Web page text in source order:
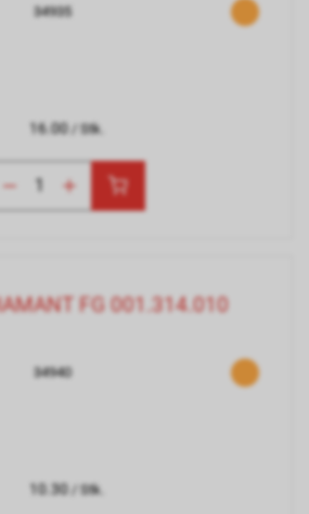
34935
16.00/ Stk.
FG 001.314.010
34940
10.30/ Stk.